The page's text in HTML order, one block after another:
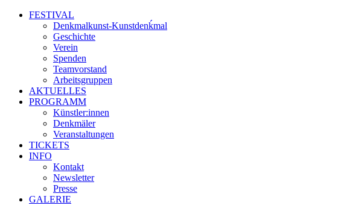
FESTIVAL
Denkmalkunst-Kunstdenḱmal
Geschichte
Verein
Spenden
Teamvorstand
Arbeitsgruppen
AKTUELLES
PROGRAMM
Künstler:innen
Denkmäler
Veranstaltungen
TICKETS
INFO
Kontakt
Newsletter
Presse
GALERIE